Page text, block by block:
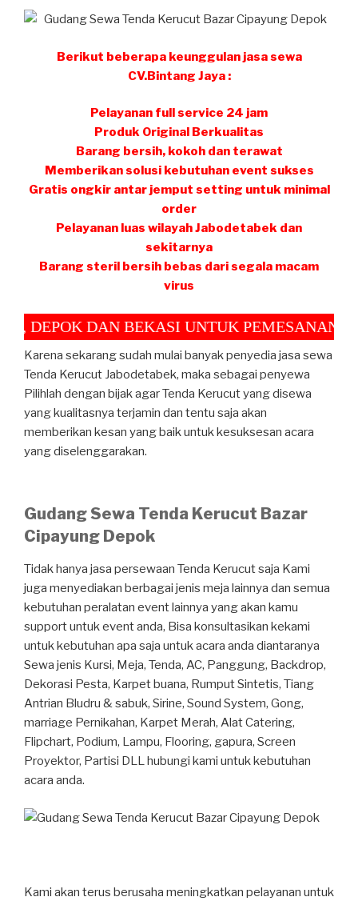
Berikut beberapa keunggulan jasa sewa
CV.Bintang Jaya :
Pelayanan full service 24 jam
Produk Original Berkualitas
Barang bersih, kokoh dan terawat
Memberikan solusi kebutuhan event sukses
Gratis ongkir antar jemput setting untuk minimal
order
Pelayanan luas wilayah Jabodetabek dan
sekitarnya
Barang steril bersih bebas dari segala macam
virus
DAN BEKASI UNTUK PEMESANAN
Karena sekarang sudah mulai banyak penyedia jasa sewa
Tenda Kerucut Jabodetabek, maka sebagai penyewa
Pilihlah dengan bijak agar Tenda Kerucut yang disewa
yang kualitasnya terjamin dan tentu saja akan
memberikan kesan yang baik untuk kesuksesan acara
yang diselenggarakan.
Gudang Sewa Tenda Kerucut Bazar
Cipayung Depok
Tidak hanya jasa persewaan Tenda Kerucut saja Kami
juga menyediakan berbagai jenis meja lainnya dan semua
kebutuhan peralatan eventlainnya yang akan kamu
support untuk event anda, Bisa konsultasikan kekami
untuk kebutuhan apa saja untuk acara anda diantaranya
Sewa jenis Kursi, Meja, Tenda, AC, Panggung, Backdrop,
Dekorasi Pesta, Karpet buana, Rumput Sintetis, Tiang
Antrian Bludru & sabuk, Sirine, Sound System, Gong,
marriage Pernikahan, Karpet Merah, Alat Catering,
Flipchart, Podium, Lampu, Flooring, gapura, Screen
Proyektor, Partisi DLL hubungi kami untuk kebutuhan
acara anda.
Kami akan terus berusaha meningkatkan pelayanan untuk